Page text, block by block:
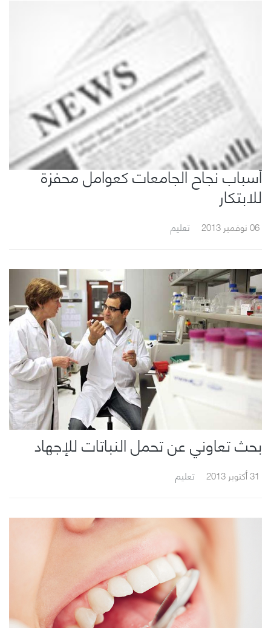
أسباب نجاح الجامعات كعوامل محفزة
للابتكار
06 نوفمبر 2013 تعليم
بحث تعاوني عن تحمل النباتات للإجهاد
31 أكتوبر 2013 تعليم